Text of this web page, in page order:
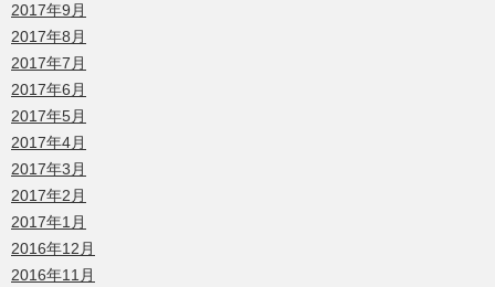
2017年9月
2017年8月
2017年7月
2017年6月
2017年5月
2017年4月
2017年3月
2017年2月
2017年1月
2016年12月
2016年11月